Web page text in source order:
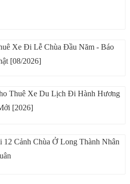
Xe Đi Lễ Chùa Đầu Năm - Báo
[08/2026]
Thuê Xe Du Lịch Đi Hành Hương
[2026]
Cảnh Chùa Ở Long Thành Nhân